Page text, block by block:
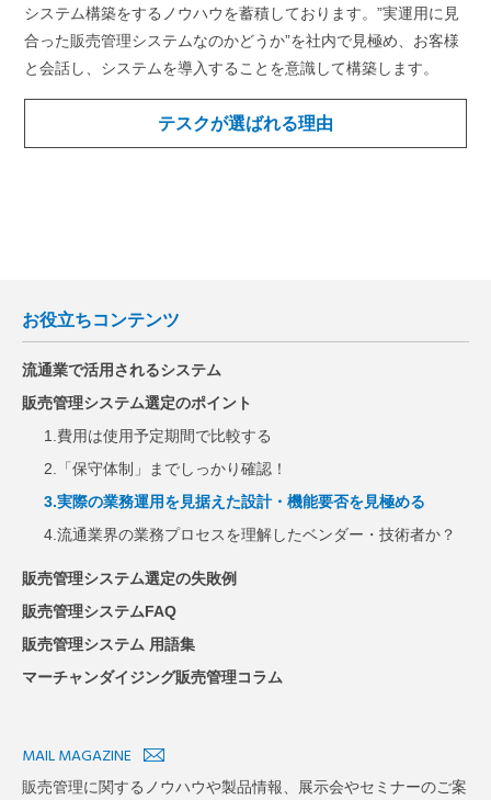
システム構築をするノウハウを蓄積しております。”実運用に見
合った販売管理システムなのかどうか”を社内で見極め、お客様
と会話し、システムを導入することを意識して構築します。
テスクが選ばれる理由
お役立ちコンテンツ
流通業で活用されるシステム
販売管理システム選定のポイント
1.費用は使用予定期間で比較する
2.「保守体制」までしっかり確認！
3.実際の業務運用を見据えた設計・機能要否を見極める
4.流通業界の業務プロセスを理解したベンダー・技術者か？
販売管理システム選定の失敗例
販売管理システムFAQ
販売管理システム 用語集
マーチャンダイジング販売管理コラム
MAIL MAGAZINE
販売管理に関するノウハウや製品情報、展示会やセミナーのご案